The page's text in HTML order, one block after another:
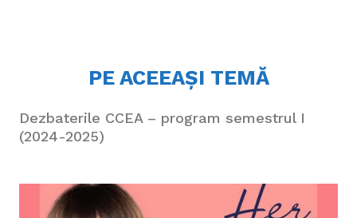
PE ACEEAȘI TEMĂ
Dezbaterile CCEA – program semestrul I
(2024-2025)